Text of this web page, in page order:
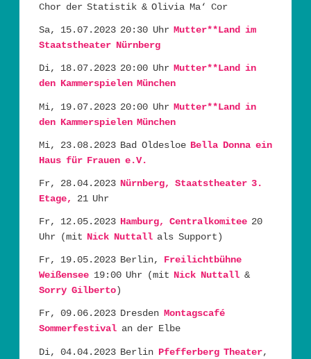
Chor der Statistik & Olivia Ma‘ Cor
Sa, 15.07.2023 20:30 UhrMutter**Land im
Staatstheater Nürnberg
Di, 18.07.2023 20:00 UhrMutter**Land in
den Kammerspielen München
Mi, 19.07.2023 20:00 UhrMutter**Land in
den Kammerspielen München
Mi, 23.08.2023 Bad Oldesloe Bella Donna ein
Haus für Frauen e.V.
Fr, 28.04.2023 Nürnberg, Staatstheater 3.
Etage,
21 Uhr
Fr, 12.05.2023 Hamburg, Centralkomitee20
Uhr (mit Nick Nuttallals Support)
Fr, 19.05.2023 Berlin, Freilichtbühne
Weißensee 19:00 Uhr (mit Nick Nuttall &
Sorry Gilberto)
Fr, 09.06.2023 Dresden Montagscafé
Sommerfestival an der Elbe
Di, 04.04.2023 Berlin Pfefferberg Theater,